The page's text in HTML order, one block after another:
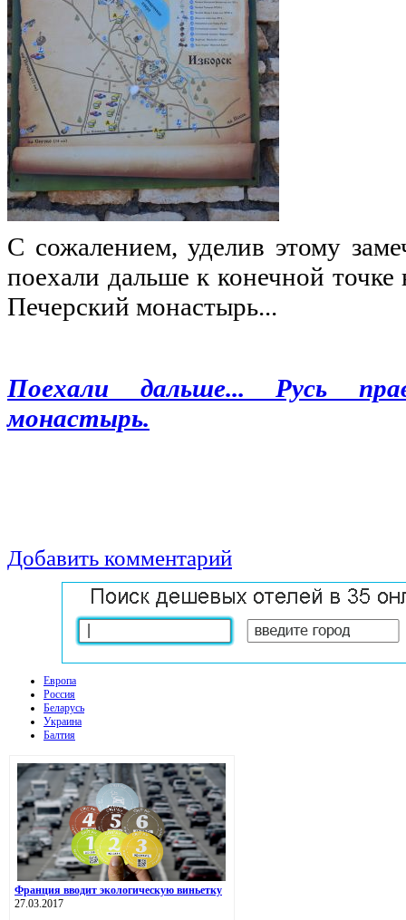
С сожалением, уделив этому
поехали дальше к конечной
Печерский монастырь...
Поехали дальше... Русь
монастырь.
Добавить комментарий
Европа
Россия
Беларусь
Украина
Балтия
Франция вводит экологическую виньетку
27.03.2017